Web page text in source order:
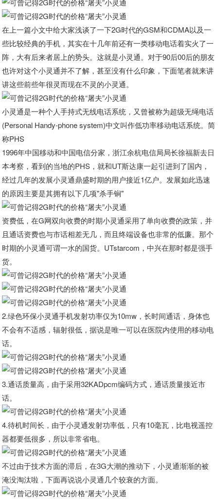
在上一篇小文中给大家浅谈了一下2G时代的GSM和CDMA以及一
些比较经典的手机，其实在十几年前还有一类移动电话着实火了一
阵，大有后来者居上的势头。这就是小灵通。对于90后00后的朋友
也许对这个小灵通并不了解，甚至没有什么印象，下面笔者就来讲
讲这些前些年很灵而现在不灵的小灵通。
小灵通是一种个人手持式无线电话系统，又曾被称为超级无绳电话
(Personal Handy-phone system)中文叫作低功率移动电话系统。简
称PHS
1996年中国移动和中国电信分家，浙江余杭电信局局长徐福新去日
本考察，看到的当地的PHS，就和UT斯达康一起引进到了国内，
经过几年的发展小灵通鼎盛时期的用户接近1亿户。发展如此迅速
的原因主要是其拥有以下几项"杀手锏"
资费低，在G网双向收费的时期小灵通采用了单向收费的政策，并
且通话资费也与市话相差无几，而且终端设备也非常的低廉。那个
时期的小灵通可谓一水的国货。UTstarcom，中兴在那时都是强手
货。
2.绿色环保小灵通手机发射功率仅为10mw，长时间通话，身体也
不会有不适感，辐射很低，据说是唯一可以在医院内使用的移动电
话。
3.通话质量高，由于采用32KADpcm编码方式，通话质量接近市
话。
4.待机时间长，由于小灵通发射功率低，只有10毫瓦，比电视遥控
器都要低很多，所以非常省电。
不过由于技术方面的滞后，在3G大潮的推动下，小灵通渐渐的被
淹没淘汰啦，下面再说说小灵通几个较衰的方面。